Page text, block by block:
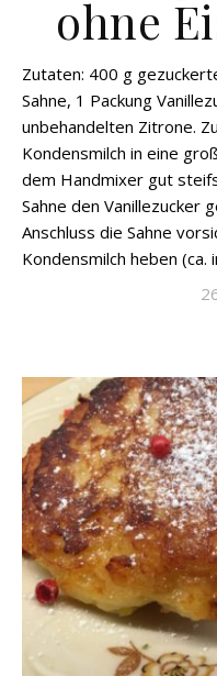
ohne
Zutaten: 400 g
Sahne, 1 Packung
unbehandelten Zitrone.
Kondensmilch in eine
dem Handmixer gut
Sahne den Vanillezucker
Anschluss die Sahne
Kondensmilch heben (ca.